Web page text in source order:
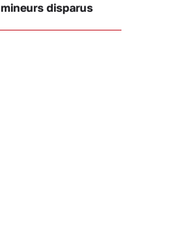
mineurs disparus